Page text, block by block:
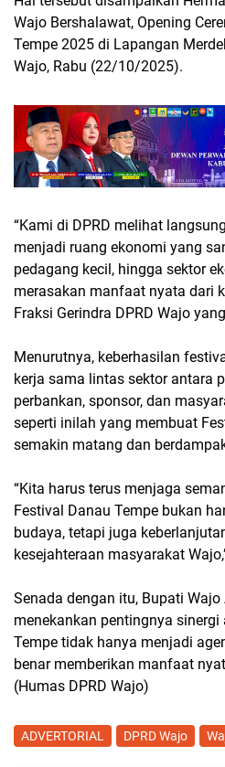
Wajo Bershalawat, Opening
Tempe 2025 di Lapangan
Wajo, Rabu (22/10/2025).
“Kami di DPRD melihat
menjadi ruang ekonomi yang
pedagang kecil, hingga sektor
merasakan manfaat nyata dari
Fraksi Gerindra DPRD Wajo
Menurutnya, keberhasilan
kerja sama lintas sektor antara
perbankan, sponsor, dan
seperti inilah yang membuat
semakin matang dan
“Kita harus terus menjaga
Festival Danau Tempe bukan
budaya, tetapi juga
kesejahteraan masyarakat
Senada dengan itu, Bupati
menekankan pentingnya sinergi
Tempe tidak hanya menjadi
benar memberikan manfaat
(Humas DPRD Wajo)
ADVERTORIAL DPRD Wajo